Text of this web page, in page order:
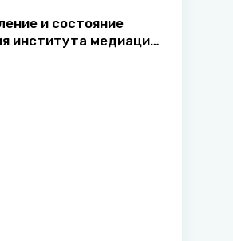
и состояние
института медиации